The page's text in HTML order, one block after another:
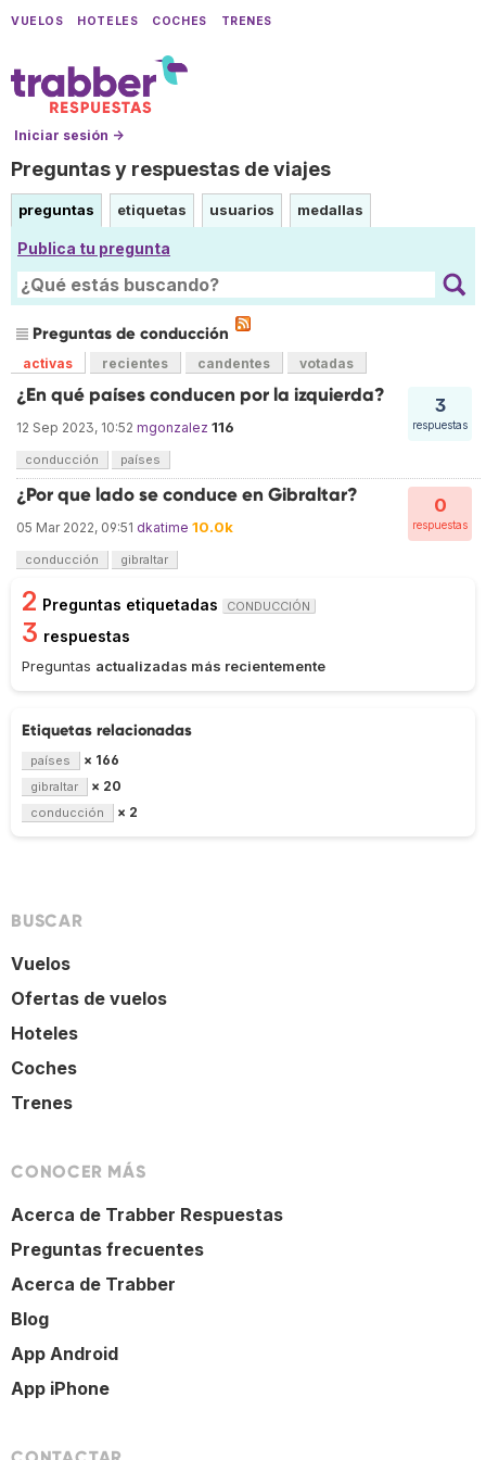
VUELOS HOTELES COCHES TRENES
Iniciar sesión →
Preguntas y respuestas de viajes
preguntas etiquetas usuarios medallas
Publica tu pregunta
Preguntas de conducción
activas recientes candentes votadas
3
respuestas
¿En qué países conducen por la izquierda?
12 Sep 2023, 10:52 mgonzalez 116
conducción países
0
respuestas
¿Por que lado se conduce en Gibraltar?
05 Mar 2022, 09:51 dkatime 10.0k
conducción gibraltar
2 Preguntas etiquetadas CONDUCCIÓN
3 respuestas
Preguntas actualizadas más recientemente
Etiquetas relacionadas
países × 166
gibraltar × 20
conducción × 2
BUSCAR
Vuelos
Ofertas de vuelos
Hoteles
Coches
Trenes
CONOCER MÁS
Acerca de Trabber Respuestas
Preguntas frecuentes
Acerca de Trabber
Blog
App Android
App iPhone